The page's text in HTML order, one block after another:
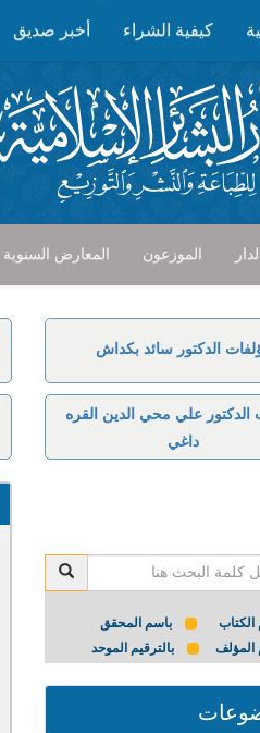
كيفية الشراء أخبر صديق
الموزعون المعارض السنوية
الدكتور سائد بكداش
الدكتور علي محي الدين القره
داغي
الكتاب
باسم المحقق
المؤلف
بالترقيم الموحد